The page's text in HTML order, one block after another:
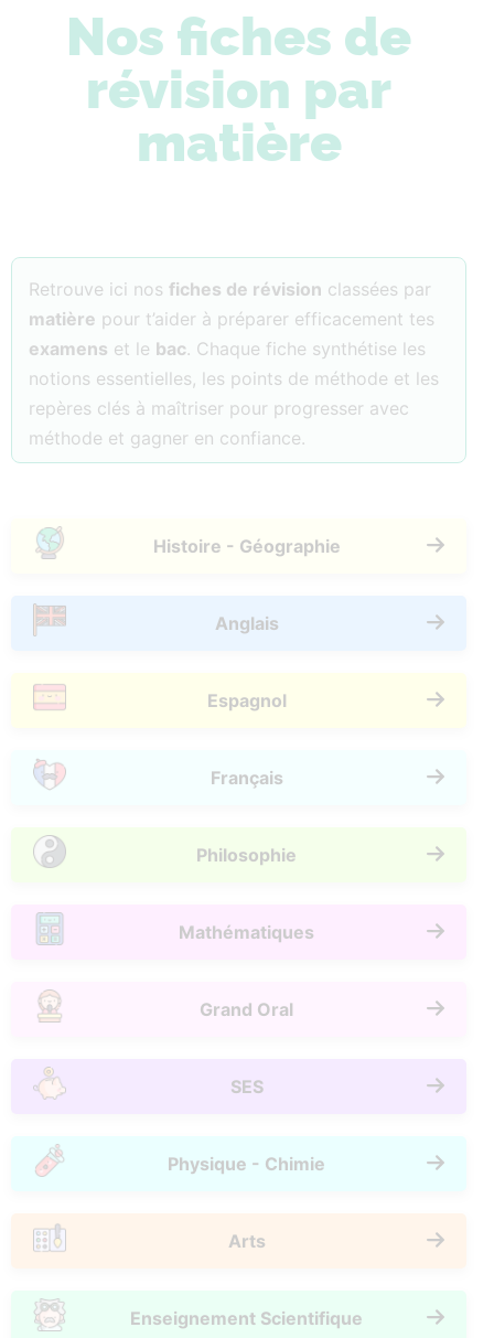
Nos fiches de
révision par
matière
Retrouve ici nos fiches de révision classées par
matière pour t’aider à préparer efficacement tes
examens et le bac. Chaque fiche synthétise les
notions essentielles, les points de méthode et les
repères clés à maîtriser pour progresser avec
méthode et gagner en confiance.
Histoire - Géographie
Anglais
Espagnol
Français
Philosophie
Mathématiques
Grand Oral
SES
Physique - Chimie
Arts
Enseignement Scientifique